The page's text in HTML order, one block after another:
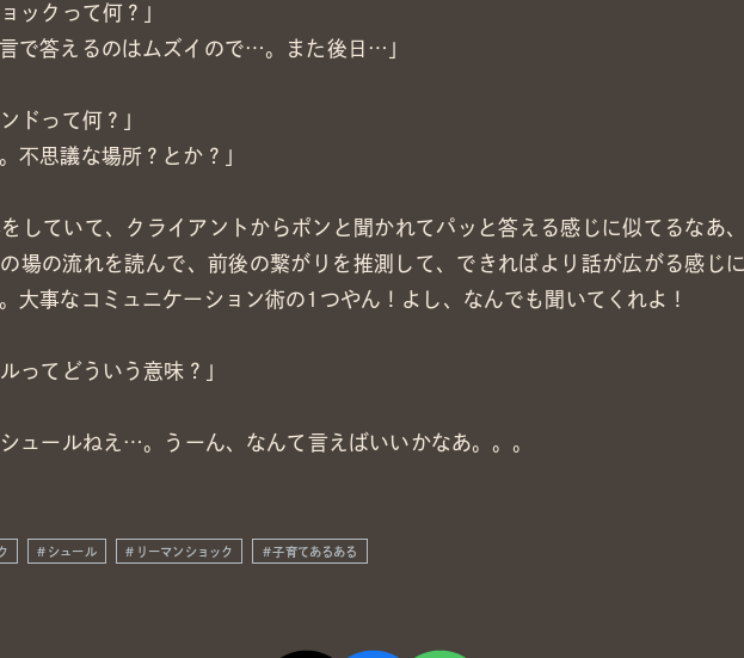
ックって何？」
で答えるのはムズイので…。また後日…」
ドって何？」
不思議な場所？とか？」
していて、クライアントからポンと聞かれてパッと答える感じに似てるなあ、
場の流れを読んで、前後の繋がりを推測して、できればより話が広がる感じに
大事なコミュニケーション術の1つやん！よし、なんでも聞いてくれよ！
ってどういう意味？」
ュールねえ…。うーん、なんて言えばいいかなあ。。。
シュール リーマンショック 子育てあるある